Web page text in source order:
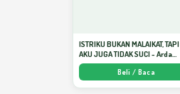
ISTRIKU BUKAN MALAIKAT, TAPI
AKU JUGA TIDAK SUCI - Arda
Dinata
Beli / Baca